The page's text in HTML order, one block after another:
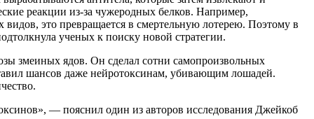
реакции из-за чужеродных белков. Например,
это превращается в смертельную лотерею. Поэтому в
ученых к поиску новой стратегии.
змеиных ядов. Он сделал сотни самопроизвольных
шансов даже нейротоксинам, убивающим лошадей.
— пояснил один из авторов исследования Джейкоб